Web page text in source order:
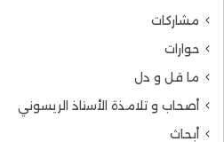
مشاركات
حوارات
ما قل و دل
أصحاب و تلامذة الأستاذ الريسوني
أبحاث